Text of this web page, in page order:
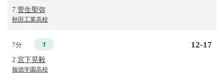
7. 菅生聖弥
秋田工業高校
7分 T
2. 宮下晃毅
報徳学園高校
12-17